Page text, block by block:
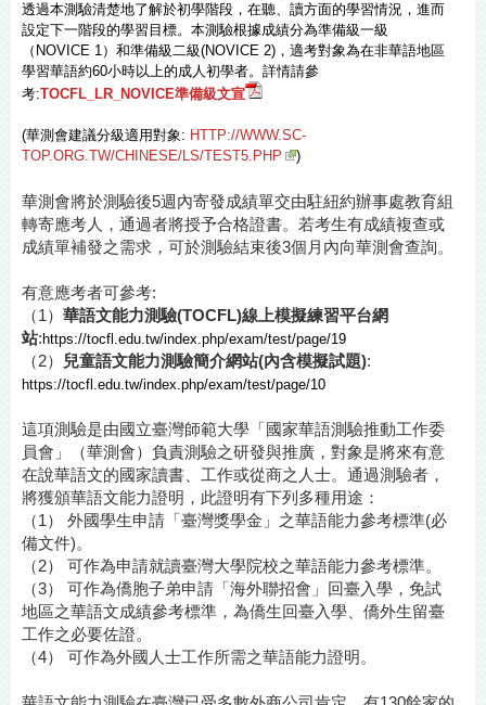
透過本測驗清楚地了解於初學階段，在聽、讀方面的學習情況，進而
設定下一階段的學習目標。本測驗根據成績分為準備級一級
（NOVICE 1）和準備級二級(NOVICE 2)，適考對象為在非華語地區
學習華語約60小時以上的成人初學者。詳情請參
考:TOCFL_LR_NOVICE準備級文宣
(華測會建議分級適用對象: HTTP://WWW.SC-
TOP.ORG.TW/CHINESE/LS/TEST5.PHP
)
華測會將於測驗後5週內寄發成績單交由駐紐約辦事處教育組
轉寄應考人，通過者將授予合格證書。若考生有成績複查或
成績單補發之需求，可於測驗結束後3個月內向華測會查詢。
有意應考者可參考:
（1） 華語文能力測驗(TOCFL)線上模擬練習平台網
站: https://tocfl.edu.tw/index.php/exam/test/page/19
（2） 兒童語文能力測驗簡介網站(內含模擬試題):
https://tocfl.edu.tw/index.php/exam/test/page/10
這項測驗是由國立臺灣師範大學「國家華語測驗推動工作委
員會」（華測會）負責測驗之研發與推廣，對象是將來有意
在說華語文的國家讀書、工作或從商之人士。通過測驗者，
將獲頒華語文能力證明，此證明有下列多種用途：
（1） 外國學生申請「臺灣獎學金」之華語能力參考標準(必
備文件)。
（2） 可作為申請就讀臺灣大學院校之華語能力參考標準。
（3） 可作為僑胞子弟申請「海外聯招會」回臺入學，免試
地區之華語文成績參考標準，為僑生回臺入學、僑外生留臺
工作之必要佐證。
（4） 可作為外國人士工作所需之華語能力證明。